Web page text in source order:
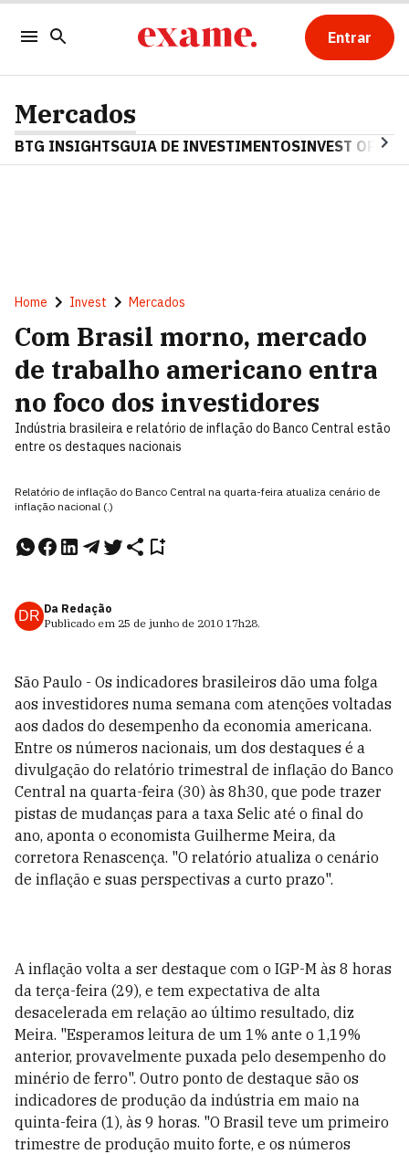
Entrar
Mercados
BTG INSIGHTSGUIA DE INVESTIMENTOSINVEST OPINA
Home Invest Mercados
Com Brasil morno, mercado
de trabalho americano entra
no foco dos investidores
Indústria brasileira e relatório de inflação do Banco Central estão
entre os destaques nacionais
Relatório de inflação do Banco Central na quarta-feira atualiza cenário de
inflação nacional (.)
DR Da Redação
Publicado em 25 de junho de 2010 17h28.
São Paulo - Os indicadores brasileiros dão uma folga
aos investidores numa semana com atenções voltadas
aos dados do desempenho da economia americana.
Entre os números nacionais, um dos destaques é a
divulgação do relatório trimestral de inflação do Banco
Central na quarta-feira (30) às 8h30, que pode trazer
pistas de mudanças para a taxa Selic até o final do
ano, aponta o economista Guilherme Meira, da
corretora Renascença. "O relatório atualiza o cenário
de inflação e suas perspectivas a curto prazo".
A inflação volta a ser destaque com o IGP-M às 8 horas
da terça-feira (29), e tem expectativa de alta
desacelerada em relação ao último resultado, diz
Meira. "Esperamos leitura de um 1% ante o 1,19%
anterior, provavelmente puxada pelo desempenho do
minério de ferro". Outro ponto de destaque são os
indicadores de produção da indústria em maio na
quinta-feira (1), às 9 horas. "O Brasil teve um primeiro
trimestre de produção muito forte, e os números